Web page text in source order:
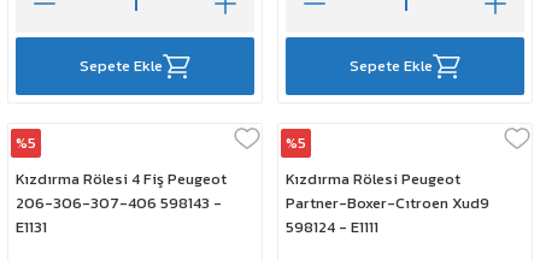
Sepete Ekle Sepete Ekle
%5
Elta
Kızdırma Rölesi 4 Fiş Peugeot
206-306-307-406 598143 -
E1131
%5
Elta
Kızdırma Rölesi Peugeot
Partner-Boxer-Cıtroen Xud9
598124 - E1111